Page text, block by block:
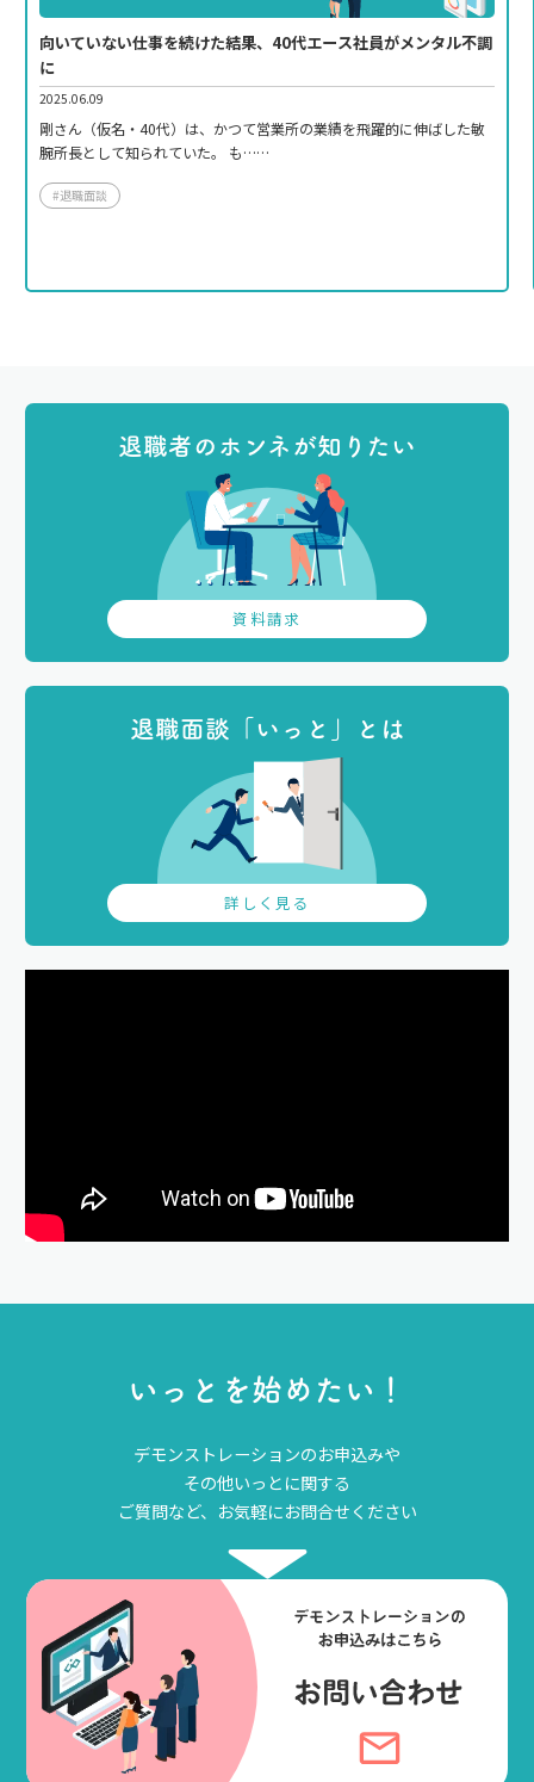
向いていない仕事を続けた結果、40代エース社員がメンタル不調
に
2025.06.09
剛さん（仮名・40代）は、かつて営業所の業績を飛躍的に伸ばした敏
腕所長として知られていた。 も……
#退職面談
退職者のホンネが知りたい
資料請求
退職面談「いっと」とは
詳しく見る
い っ と を始め た い ！
デモンストレーションのお申込みや
その他いっとに関する
ご質問など、お気軽にお問合せください